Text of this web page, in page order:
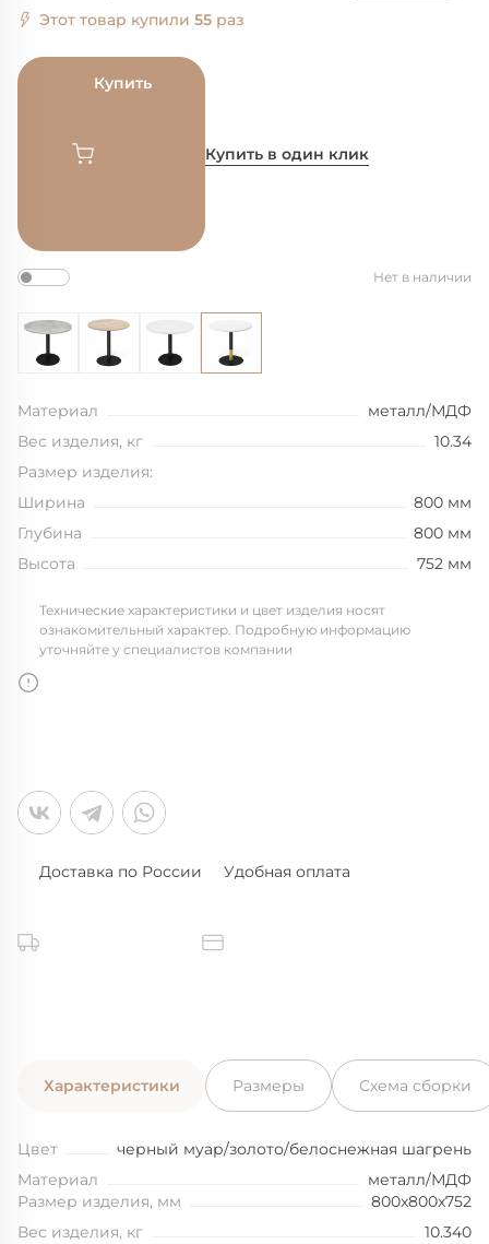
Этот товар купили 55 раз
Купить
Купить в один клик
Нет в наличии
Материал
металл/МДФ
Вес изделия, кг
10.34
Размер изделия:
Ширина
800 мм
Глубина
800 мм
Высота
752 мм
Технические характеристики и цвет изделия носят
ознакомительный характер. Подробную информацию
уточняйте у специалистов компании
Доставка по России Удобная оплата
Характеристики Размеры Схема сборки
Цвет
черный муар/золото/белоснежная шагрень
Материал
металл/МДФ
Размер изделия, мм
800x800x752
Вес изделия, кг
10.340